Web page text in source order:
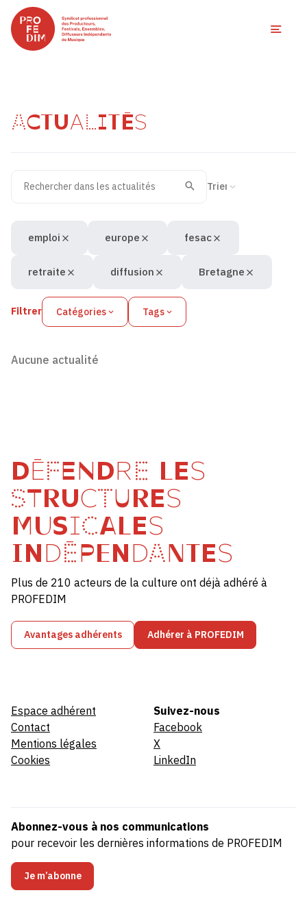
ACTUALITÉS
Recherche
Valider
Filtrer Catégories Tags
emploi europe fesac
retraite diffusion Bretagne
Aucune actualité
DÉFENDRE LES
STRUCTURES
MUSICALES
INDÉPENDANTES
Plus de 210 acteurs de la culture ont déjà adhéré à
PROFEDIM
Avantages adhérents Adhérer à PROFEDIM
Espace adhérent
Contact
Mentions légales
Cookies
Suivez-nous
Facebook
X
LinkedIn
Abonnez-vous à nos communications
pour recevoir les dernières informations de PROFEDIM
Je m’abonne